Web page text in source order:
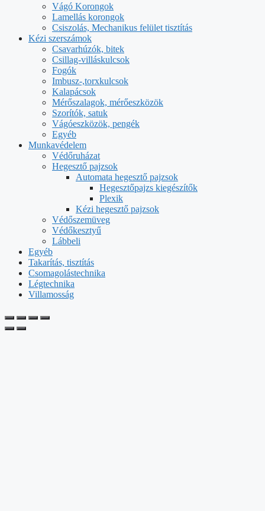
Vágó Korongok
Lamellás korongok
Csiszolás, Mechanikus felület tisztítás
Kézi szerszámok
Csavarhúzók, bitek
Csillag-villáskulcsok
Fogók
Imbusz-,torxkulcsok
Kalapácsok
Mérőszalagok, mérőeszközök
Szorítók, satuk
Vágóeszközök, pengék
Egyéb
Munkavédelem
Védőruházat
Hegesztő pajzsok
Automata hegesztő pajzsok
Hegesztőpajzs kiegészítők
Plexik
Kézi hegesztő pajzsok
Védőszemüveg
Védőkesztyű
Lábbeli
Egyéb
Takarítás, tisztítás
Csomagolástechnika
Légtechnika
Villamosság